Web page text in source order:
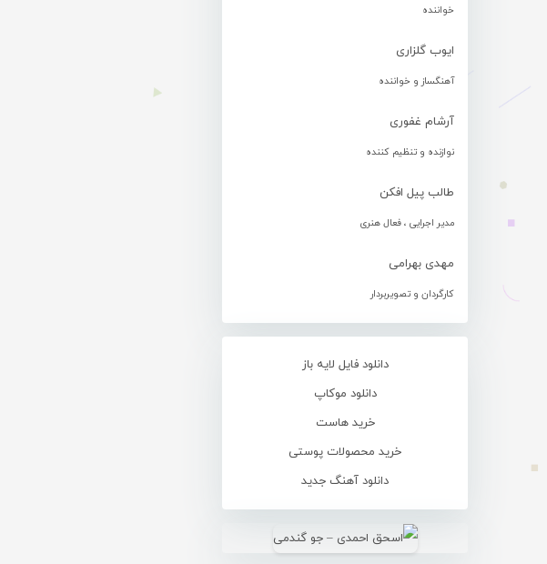
خواننده
ایوب گلزاری
آهنگساز و خواننده
آرشام غفوری
نوازنده و تنظیم کننده
طالب پیل افکن
مدیر اجرایی ، فعال هنری
مهدی بهرامی
کارگردان و تصویربردار
دانلود فایل لایه باز
دانلود موکاپ
خرید هاست
خرید محصولات پوستی
دانلود آهنگ جدید